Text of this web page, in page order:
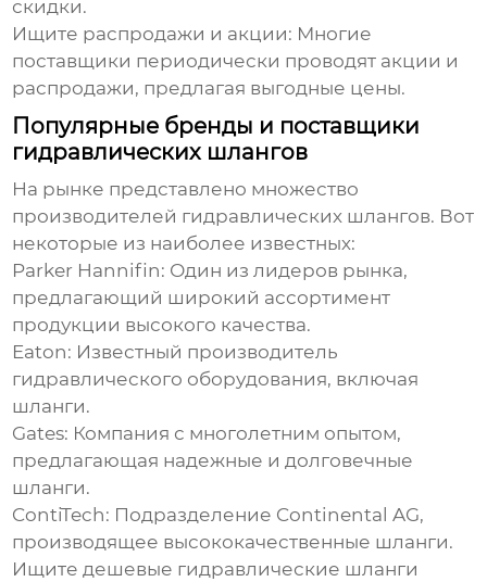
скидки.
Ищите распродажи и акции: Многие
поставщики периодически проводят акции и
распродажи, предлагая выгодные цены.
Популярные бренды и поставщики
гидравлических шлангов
На рынке представлено множество
производителей гидравлических шлангов. Вот
некоторые из наиболее известных:
Parker Hannifin: Один из лидеров рынка,
предлагающий широкий ассортимент
продукции высокого качества.
Eaton: Известный производитель
гидравлического оборудования, включая
шланги.
Gates: Компания с многолетним опытом,
предлагающая надежные и долговечные
шланги.
ContiTech: Подразделение Continental AG,
производящее высококачественные шланги.
Ищитедешевые гидравлические шланги